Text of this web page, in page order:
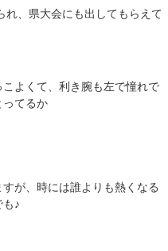
大会にも出してもらえて
よくて、利き腕も左で憧れで
ってるか
が、時には誰よりも熱くなる
♪